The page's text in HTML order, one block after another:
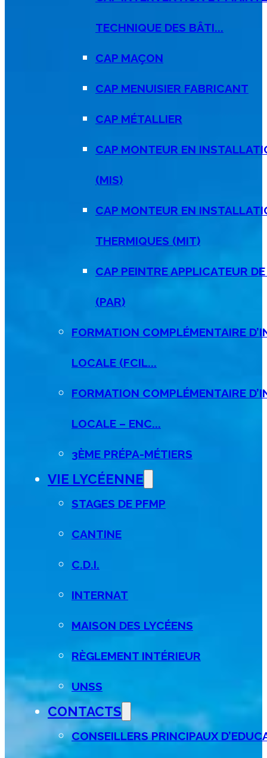
TECHNIQUE DES BÂTI...
CAP MAÇON
CAP MENUISIER FABRICANT
CAP MÉTALLIER
CAP MONTEUR EN
(MIS)
CAP MONTEUR EN
THERMIQUES (MIT)
CAP PEINTRE APPLICATEUR
(PAR)
FORMATION COMPLÉMENTAIRE
LOCALE (FCIL...
FORMATION COMPLÉMENTAIRE
LOCALE – ENC...
3ÈME PRÉPA-MÉTIERS
VIE LYCÉENNE
STAGES DE PFMP
CANTINE
C.D.I.
INTERNAT
MAISON DES LYCÉENS
RÈGLEMENT INTÉRIEUR
UNSS
CONTACTS
CONSEILLERS PRINCIPAUX